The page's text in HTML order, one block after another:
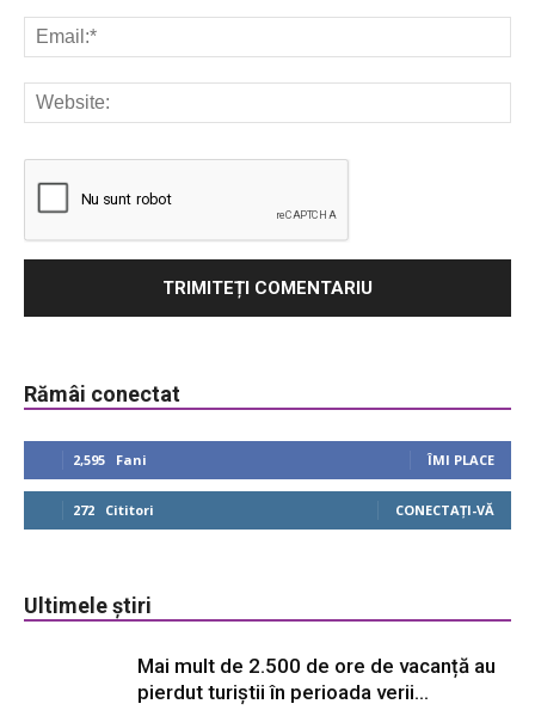
Rămâi conectat
2,595 Fani ÎMI PLACE
272 Cititori CONECTAȚI-VĂ
Ultimele știri
Mai mult de 2.500 de ore de vacanță au
pierdut turiștii în perioada verii...